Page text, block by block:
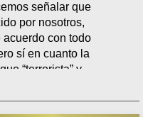
señalar que
por nosotros,
acuerdo con todo
sí en cuanto la
“terrorista” y
el mundo.
a su debido